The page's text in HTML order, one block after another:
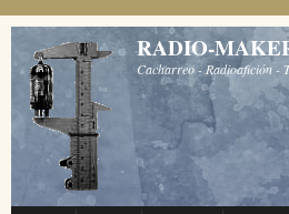
Pasar al contenido principal
RADIO-
Cacharreo - Radioafición -